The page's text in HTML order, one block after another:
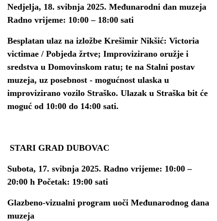
Nedjelja, 18. svibnja 2025. Međunarodni dan muzeja
Radno vrijeme: 10:00 – 18:00 sati
Besplatan ulaz na izložbe Krešimir Nikšić: Victoria
victimae / Pobjeda žrtve; Improvizirano oružje i
sredstva u Domovinskom ratu; te na Stalni postav
muzeja, uz posebnost - mogućnost ulaska u
improvizirano vozilo Straško. Ulazak u Straška bit će
moguć od 10:00 do 14:00 sati.
STARI GRAD DUBOVAC
Subota, 17. svibnja 2025. Radno vrijeme: 10:00 –
20:00 h Početak: 19:00 sati
Glazbeno-vizualni program uoči Međunarodnog dana
muzeja